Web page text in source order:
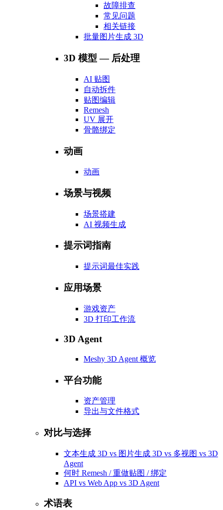
故障排查
常见问题
相关链接
批量图片生成 3D
3D 模型 — 后处理
AI 贴图
自动拆件
贴图编辑
Remesh
UV 展开
骨骼绑定
动画
动画
场景与视频
场景搭建
AI 视频生成
提示词指南
提示词最佳实践
应用场景
游戏资产
3D 打印工作流
3D Agent
Meshy 3D Agent 概览
平台功能
资产管理
导出与文件格式
对比与选择
文本生成 3D vs 图片生成 3D vs 多视图 vs 3D
Agent
何时 Remesh / 重做贴图 / 绑定
API vs Web App vs 3D Agent
术语表